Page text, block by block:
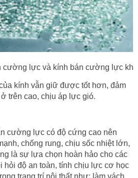
cường lực và kính bán cường lực khi
kính vẫn giữ được tốt hơn, đảm
trên cao, chịu áp lực gió.
cường lực có độ cứng cao nên
chống rung, chịu sốc nhiệt lớn,
là sự lựa chọn hoàn hảo cho các
hỏi độ an toàn, tính chịu lực cơ học
trang trí nội thất như: làm vách